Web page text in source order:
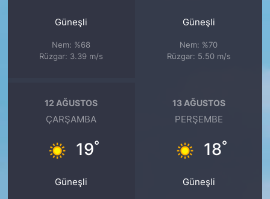
Güneşli
Nem: %68
Rüzgar: 3.39 m/s
Güneşli
Nem: %70
Rüzgar: 5.50 m/s
12 AĞUSTOS
ÇARŞAMBA
19°
Güneşli
13 AĞUSTOS
PERŞEMBE
18°
Güneşli